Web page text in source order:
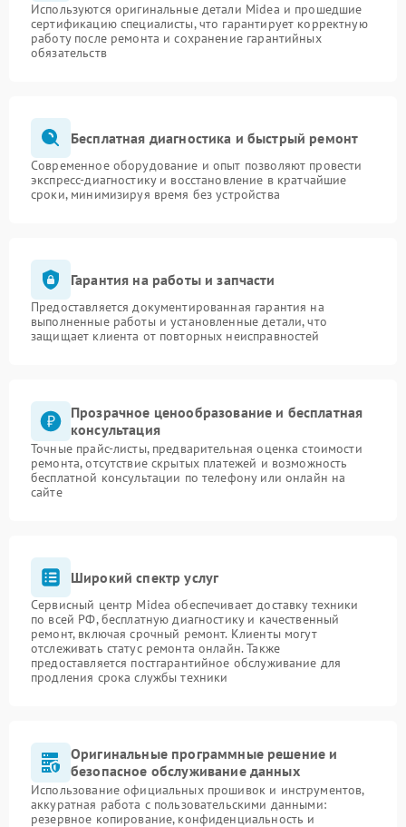
Используются оригинальные детали Midea и прошедшие
сертификацию специалисты, что гарантирует корректную
работу после ремонта и сохранение гарантийных
обязательств
Бесплатная диагностика и быстрый ремонт
Современное оборудование и опыт позволяют провести
экспресс-диагностику и восстановление в кратчайшие
сроки, минимизируя время без устройства
Гарантия на работы и запчасти
Предоставляется документированная гарантия на
выполненные работы и установленные детали, что
защищает клиента от повторных неисправностей
Прозрачное ценообразование и бесплатная
консультация
Точные прайс-листы, предварительная оценка стоимости
ремонта, отсутствие скрытых платежей и возможность
бесплатной консультации по телефону или онлайн на
сайте
Широкий спектр услуг
Сервисный центр Midea обеспечивает доставку техники
по всей РФ, бесплатную диагностику и качественный
ремонт, включая срочный ремонт. Клиенты могут
отслеживать статус ремонта онлайн. Также
предоставляется постгарантийное обслуживание для
продления срока службы техники
Оригинальные программные решение и
безопасное обслуживание данных
Использование официальных прошивок и инструментов,
аккуратная работа с пользовательскими данными:
резервное копирование, конфиденциальность и